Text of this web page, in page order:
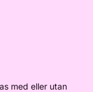
med eller utan